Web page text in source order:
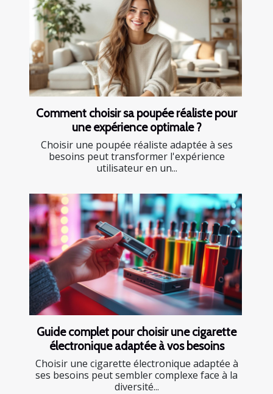
Comment choisir sa poupée réaliste pour
une expérience optimale ?
Choisir une poupée réaliste adaptée à ses
besoins peut transformer l'expérience
utilisateur en un...
Guide complet pour choisir une cigarette
électronique adaptée à vos besoins
Choisir une cigarette électronique adaptée à
ses besoins peut sembler complexe face à la
diversité...